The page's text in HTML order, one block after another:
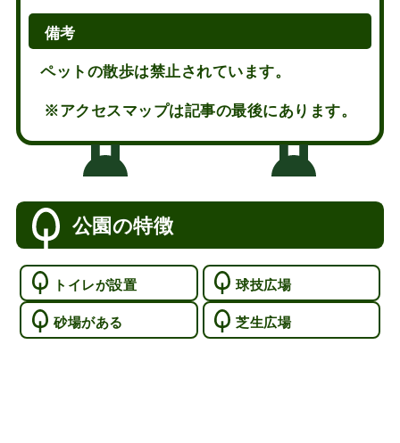
備考
ペットの散歩は禁止されています。
※アクセスマップは記事の最後にあります。
公園の特徴
トイレが設置 球技広場
砂場がある 芝生広場